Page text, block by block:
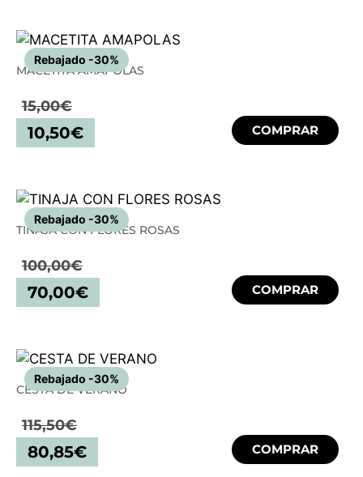
Rebajado -30%
MACETITA AMAPOLAS
15,00€
10,50€ COMPRAR
Rebajado -30%
TINAJA CON FLORES ROSAS
100,00€
70,00€ COMPRAR
Rebajado -30%
CESTA DE VERANO
115,50€
80,85€ COMPRAR